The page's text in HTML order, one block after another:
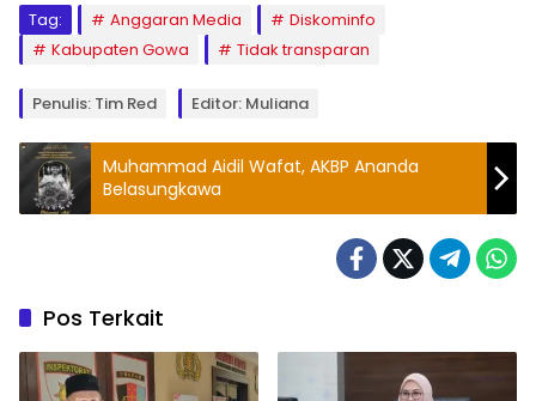
Tag: Anggaran Media
Diskominfo
Kabupaten Gowa
Tidak transparan
Penulis: Tim Red Editor: Muliana
Muhammad Aidil Wafat, AKBP Ananda
Belasungkawa
Pos Terkait